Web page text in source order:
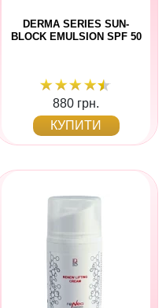
DERMA SERIES SUN-
BLOCK EMULSION SPF 50
880 грн.
КУПИТИ